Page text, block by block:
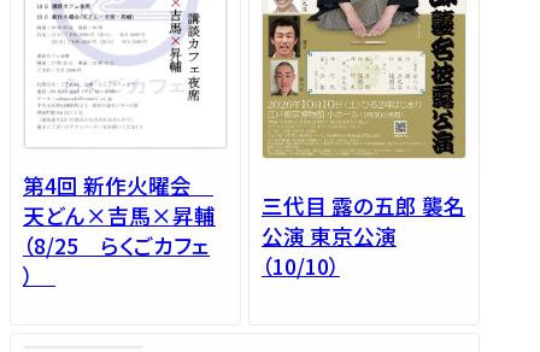
第4回 新作火曜会
天どん×吉馬×昇輔
（8/25 らくごカフェ
）
三代目 露の五郎 襲名
公演 東京公演
（10/10）